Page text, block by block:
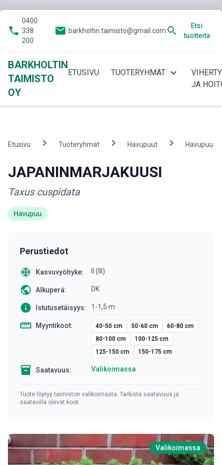
phone
0400
338
200
email barkholtin.taimisto@gmail.com search
Etsi
tuotteita
BARKHOLTIN
TAIMISTO
OY
ETUSIVU TUOTERYHMÄT expand_more
JA
Etusivu chevron_right Tuoteryhmät chevron_right Havupuut chevron_right Havupuu
JAPANINMARJAKUUSI
Taxus cuspidata
Havupuu
Perustiedot
ac_unit Kasvuvyöhyke: II (III)
public Alkuperä: DK
info Istutusetäisyys: 1-1,5 m
straighten Myyntikoot: 40-50 cm 50-60 cm
60-80 cm
80-100 cm
100-125 cm
125-150 cm
150-175 cm
inventory Saatavuus: Valikoimassa
Tuote löytyy taimiston valikoimasta. Tarkista saatavuus ja
saatavilla olevat koot.
Valikoimassa